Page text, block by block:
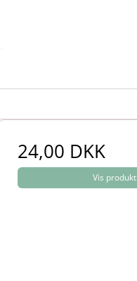
24,00 DKK
Vis produkt